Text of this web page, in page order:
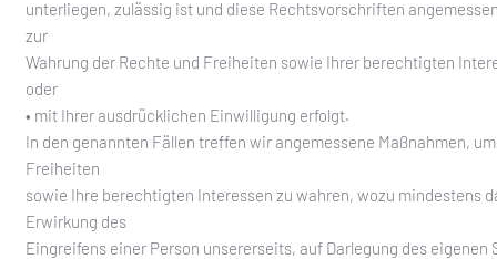
unterliegen, zulässig ist und diese Rechtsvorschriften
zur
Wahrung der Rechte und Freiheiten sowie Ihrer berechtigten
oder
• mit Ihrer ausdrücklichen Einwilligung erfolgt.
In den genannten Fällen treffen wir angemessene Maßnahmen,
Freiheiten
sowie Ihre berechtigten Interessen zu wahren, wozu mindestens
Erwirkung des
Eingreifens einer Person unsererseits, auf Darlegung des eigenen